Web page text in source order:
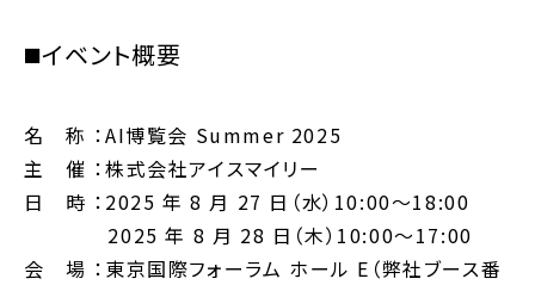
◼️イベント概要
名 称 ：AI博覧会 Summer 2025
主 催 ：株式会社アイスマイリー
日 時 ：2025 年 8 月 27 日（水）10:00～18:00
2025 年 8 月 28 日（木）10:00～17:00
会 場 ：東京国際フォーラム ホール E（弊社ブース番